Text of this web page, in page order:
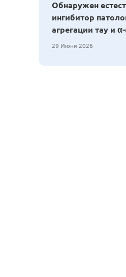
Обнаружен
ингибитор
агрегации тау и
29 Июня 2026